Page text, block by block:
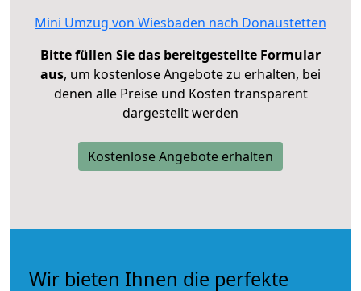
Mini Umzug von Wiesbaden nach Donaustetten
Bitte füllen Sie das bereitgestellte Formular
aus, um kostenlose Angebote zu erhalten, bei
denen alle Preise und Kosten transparent
dargestellt werden
Kostenlose Angebote erhalten
Wir bieten Ihnen die perfekte